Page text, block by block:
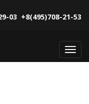
03 +8(495)708-21-53